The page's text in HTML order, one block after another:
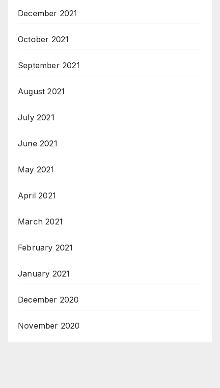
December 2021
October 2021
September 2021
August 2021
July 2021
June 2021
May 2021
April 2021
March 2021
February 2021
January 2021
December 2020
November 2020